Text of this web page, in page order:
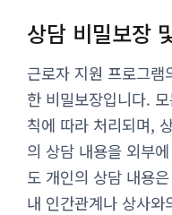
상담 비밀보장
근로자 지원 프로그
한 비밀보장입니다.
칙에 따라 처리되며,
의 상담 내용을 외부
도 개인의 상담 내용
내 인간관계나 상사